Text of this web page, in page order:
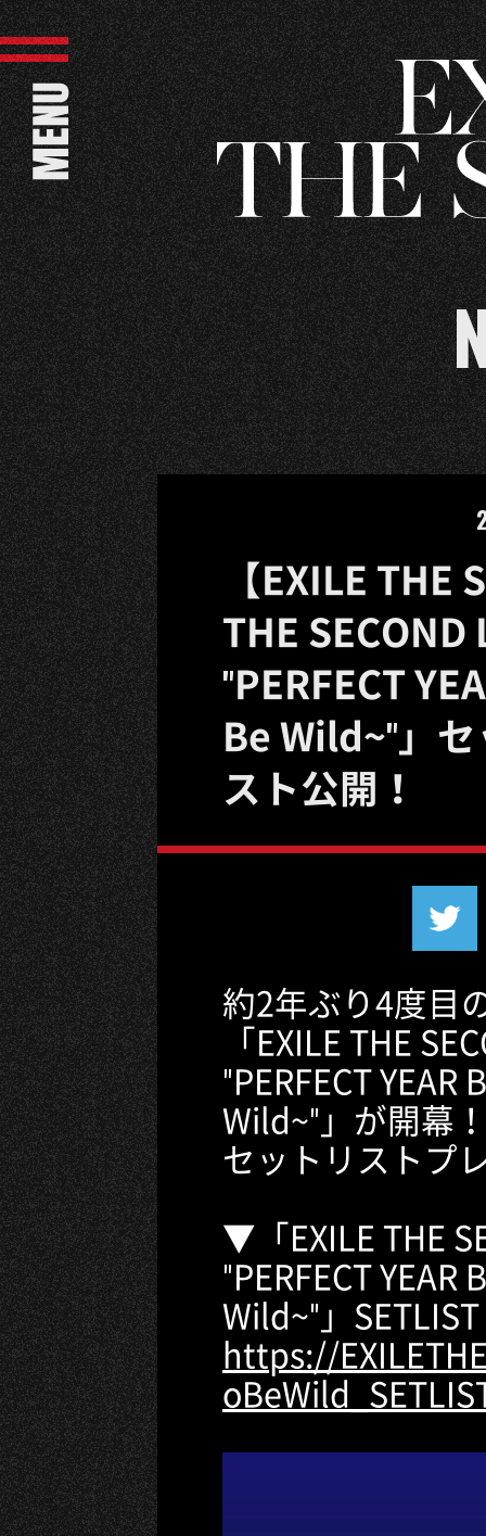
【EXILE THE
THE
"PERFECT
Be Wild~"」
スト公開！
約2年ぶり4度目
「EXILE THE
"PERFECT YEAR
Wild~"」が開幕
セットリストプ
▼「EXILE THE
"PERFECT YEAR
Wild~"」SETLIST
https://